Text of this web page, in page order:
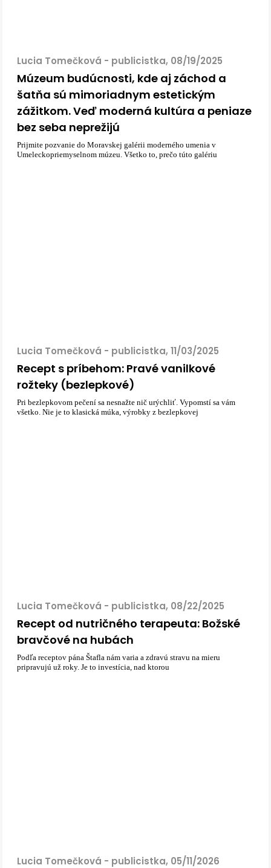
Lucia Tomečková - publicistka, 08/19/2025
Múzeum budúcnosti, kde aj záchod a
šatňa sú mimoriadnym estetickým
zážitkom. Veď moderná kultúra a peniaze
bez seba neprežijú
Prijmite pozvanie do Moravskej galérii moderného umenia v
Umeleckopriemyselnom múzeu. Všetko to, prečo túto galériu
Lucia Tomečková - publicistka, 11/03/2025
Recept s príbehom: Pravé vanilkové
rožteky (bezlepkové)
Pri bezlepkovom pečení sa nesnažte nič urýchliť. Vypomstí sa vám
všetko. Nie je to klasická múka, výrobky z bezlepkovej
Lucia Tomečková - publicistka, 08/22/2025
Recept od nutričného terapeuta: Božské
bravčové na hubách
Podľa receptov pána Štafla nám varia a zdravú stravu na mieru
pripravujú už roky. Je to investícia, nad ktorou
Lucia Tomečková - publicistka, 05/11/2026